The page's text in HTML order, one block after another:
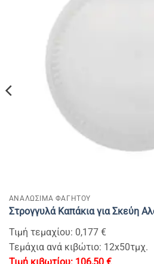
ΑΝΑΛΩΣΙΜΑ ΦΑΓΗΤΟΥ
Στρογγυλά Καπάκια για Σκεύη
Τιμή τεμαχίου: 0,177 €
Τεμάχια ανά κιβώτιο: 12x50τμχ.
106,50 €